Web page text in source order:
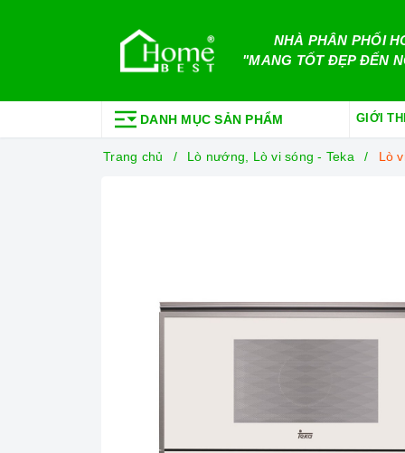
NHÀ PHÂN PHỐI
"MANG TỐT ĐẸP ĐẾN
DANH MỤC SẢN PHẨM GIỚI
Trang chủ Lò nướng, Lò vi sóng - Teka Lò